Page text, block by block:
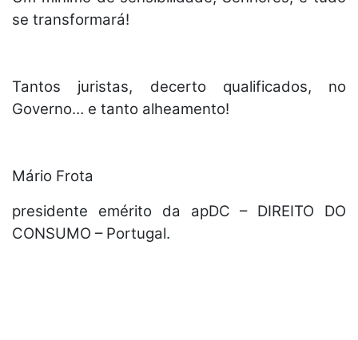
se transformará!
Tantos juristas, decerto qualificados, no
Governo… e tanto alheamento!
Mário Frota
presidente emérito da apDC – DIREITO DO
CONSUMO – Portugal.